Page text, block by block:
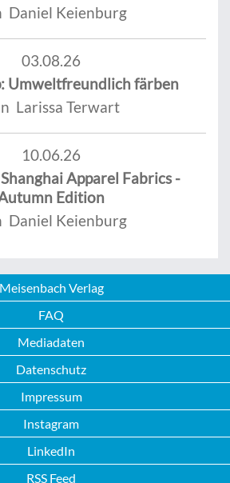
Daniel Keienburg
03.08.26
Umweltfreundlich färben
Larissa Terwart
10.06.26
Apparel Fabrics -
Edition
Daniel Keienburg
Meisenbach Verlag
FAQ
Mediadaten
Datenschutz
Impressum
Instagram
LinkedIn
RSS Feed